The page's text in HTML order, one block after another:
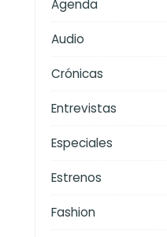
Agenda
Audio
Crónicas
Entrevistas
Especiales
Estrenos
Fashion